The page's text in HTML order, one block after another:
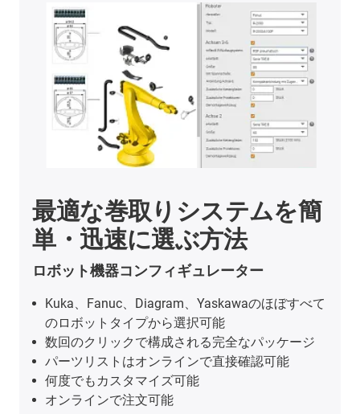
最適な巻取りシステムを簡
単・迅速に選ぶ方法
ロボット機器コンフィギュレーター
Kuka、Fanuc、Diagram、Yaskawaのほぼすべて
のロボットタイプから選択可能
数回のクリックで構成される完全なパッケージ
パーツリストはオンラインで直接確認可能
何度でもカスタマイズ可能
オンラインで注文可能